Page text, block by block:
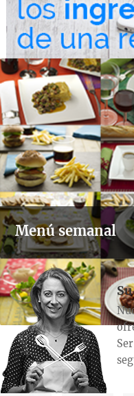
Menú semanal